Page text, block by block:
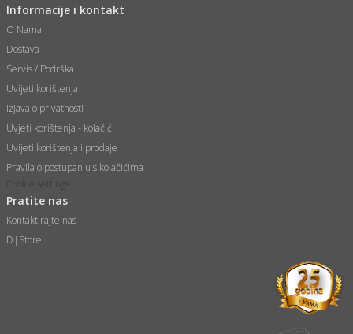
Informacije i kontakt
O Nama
Dostava
Servis / Podrška
Uvijeti korištenja
Izjava o privatnosti
Uvjeti korištenja - kolačići
Uvijeti korištenja i prodaje
Pravila o postupanju s kolačićima
Cookie settings
Pratite nas
Kontaktirajte nas
D|Store